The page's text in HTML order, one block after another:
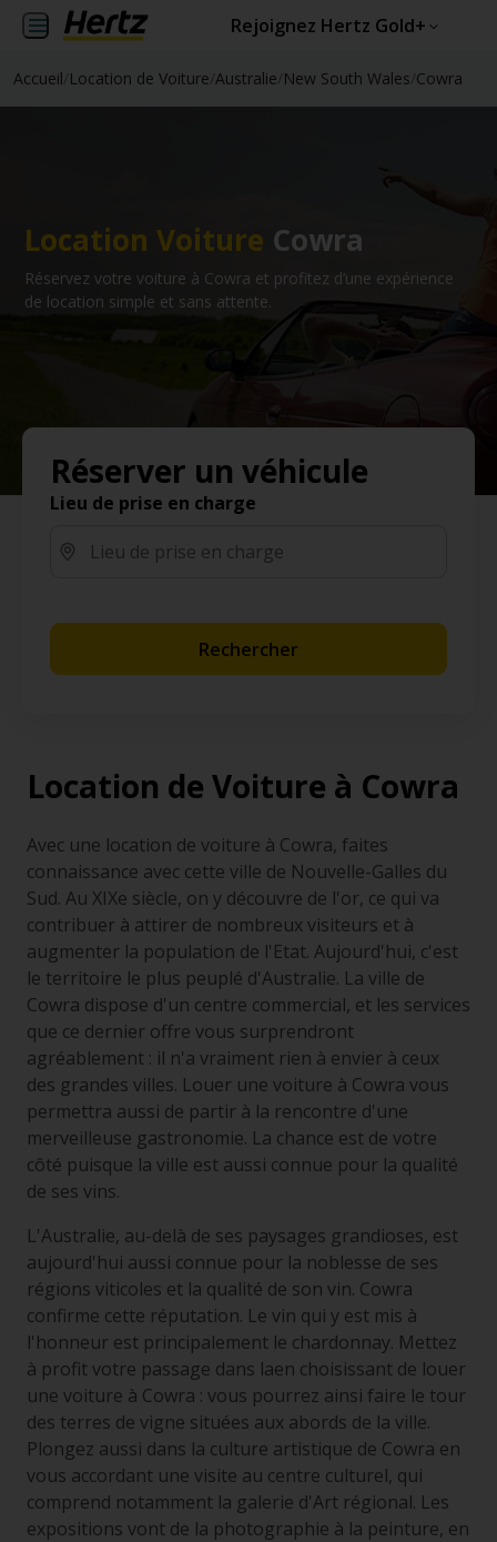
Rejoignez Hertz Gold+
Accueil Location de Voiture Australie New South Wales Cowra
Location Voiture Cowra
Réservez votre voiture à Cowra et profitez d’une expérience
de location simple et sans attente.
Réserver un véhicule
Lieu de prise en charge
Rechercher
Location de Voiture à Cowra
Avec une location de voiture à Cowra, faites
connaissance avec cette ville de Nouvelle-Galles du
Sud. Au XIXe siècle, on y découvre de l'or, ce qui va
contribuer à attirer de nombreux visiteurs et à
augmenter la population de l'Etat. Aujourd'hui, c'est
le territoire le plus peuplé d'Australie. La ville de
Cowra dispose d'un centre commercial, et les services
que ce dernier offre vous surprendront
agréablement : il n'a vraiment rien à envier à ceux
des grandes villes. Louer une voiture à Cowra vous
permettra aussi de partir à la rencontre d'une
merveilleuse gastronomie. La chance est de votre
côté puisque la ville est aussi connue pour la qualité
de ses vins.
L'Australie, au-delà de ses paysages grandioses, est
aujourd'hui aussi connue pour la noblesse de ses
régions viticoles et la qualité de son vin. Cowra
confirme cette réputation. Le vin qui y est mis à
l'honneur est principalement le chardonnay. Mettez
à profit votre passage dans laen choisissant de louer
une voiture à Cowra : vous pourrez ainsi faire le tour
des terres de vigne situées aux abords de la ville.
Plongez aussi dans la culture artistique de Cowra en
vous accordant une visite au centre culturel, qui
comprend notamment la galerie d'Art régional. Les
expositions vont de la photographie à la peinture, en